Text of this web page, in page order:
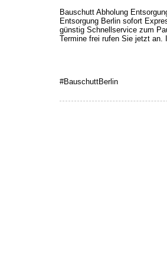
Bauschutt Abholung
Entsorgung Berlin sofort
günstig Schnellservice zum
Termine frei rufen Sie jetzt an.
#BauschuttBerlin